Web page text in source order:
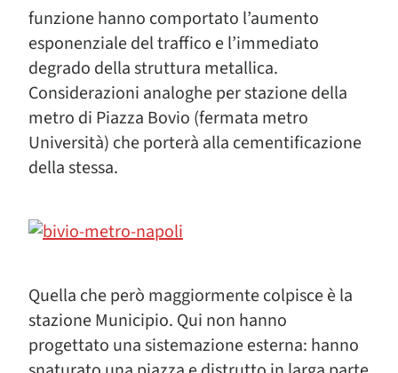
funzione hanno comportato l’aumento
esponenziale del traffico e l’immediato
degrado della struttura metallica.
Considerazioni analoghe per stazione della
metro di Piazza Bovio (fermata metro
Università) che porterà alla cementificazione
della stessa.
Quella che però maggiormente colpisce è la
stazione Municipio. Qui non hanno
progettato una sistemazione esterna: hanno